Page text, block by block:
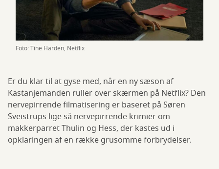
Foto: Tine Harden, Netflix
Er du klar til at gyse med, når en ny sæson af
Kastanjemanden ruller over skærmen på Netflix? Den
nervepirrende filmatisering er baseret på Søren
Sveistrups lige så nervepirrende krimier om
makkerparret Thulin og Hess, der kastes ud i
opklaringen af en række grusomme forbrydelser.